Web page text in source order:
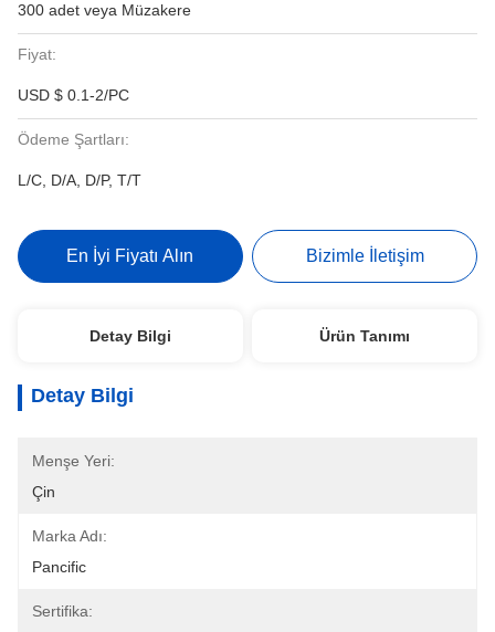
300 adet veya Müzakere
Fiyat:
USD $ 0.1-2/PC
Ödeme Şartları:
L/C, D/A, D/P, T/T
En İyi Fiyatı Alın Bizimle İletişim
Detay Bilgi Ürün Tanımı
Detay Bilgi
Menşe Yeri:
Çin
Marka Adı:
Pancific
Sertifika: